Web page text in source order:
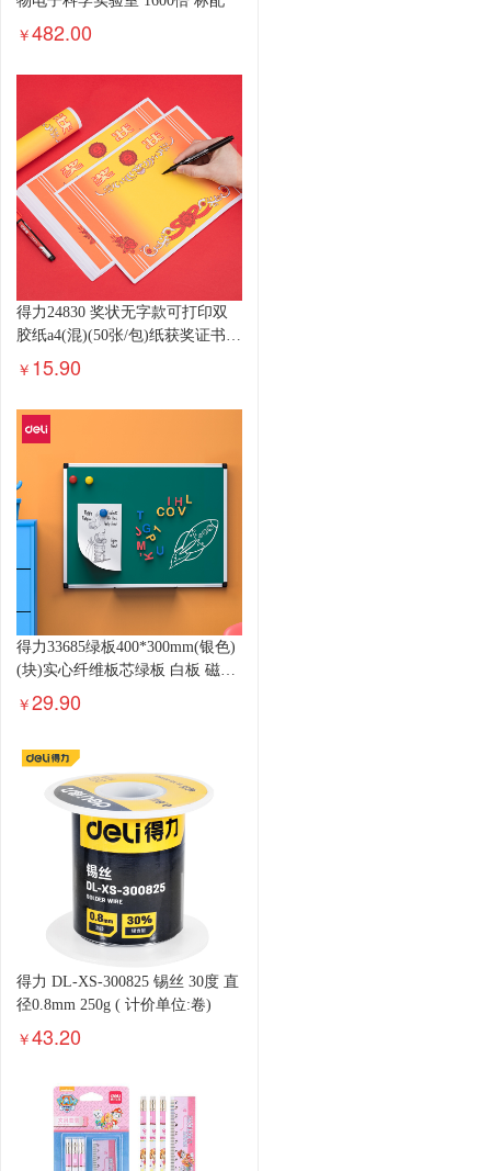
￥482.00
得力24830 奖状无字款可打印双
胶纸a4(混)(50张/包)纸获奖证书
中小学生表扬表彰奖状教师通
￥ 15.90
得力33685绿板400*300mm(银色)
(块)实心纤维板芯绿板 白板 磁性
办公教学会议小白板悬挂式写字
￥29.90
得力 DL-XS-300825 锡丝 30度 直
径0.8mm 250g ( 计价单位:卷)
￥43.20